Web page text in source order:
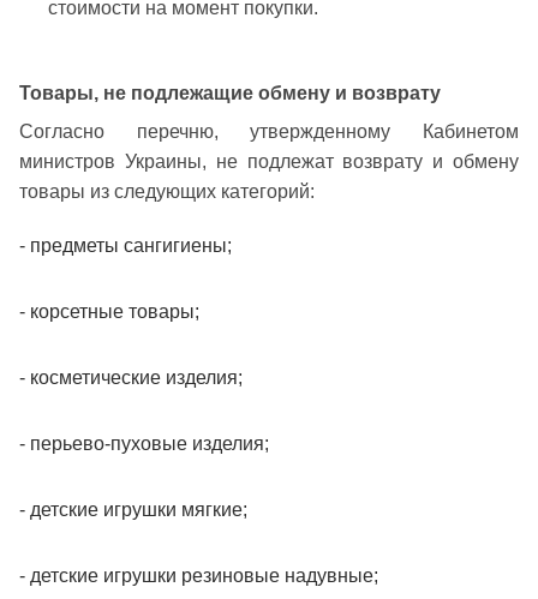
стоимости на момент покупки.
Товары, не подлежащие обмену и возврату
Согласно перечню, утвержденному Кабинетом
министров Украины, не подлежат возврату и обмену
товары из следующих категорий:
- предметы сангигиены;
- корсетные товары;
- косметические изделия;
- перьево-пуховые изделия;
- детские игрушки мягкие;
- детские игрушки резиновые надувные;